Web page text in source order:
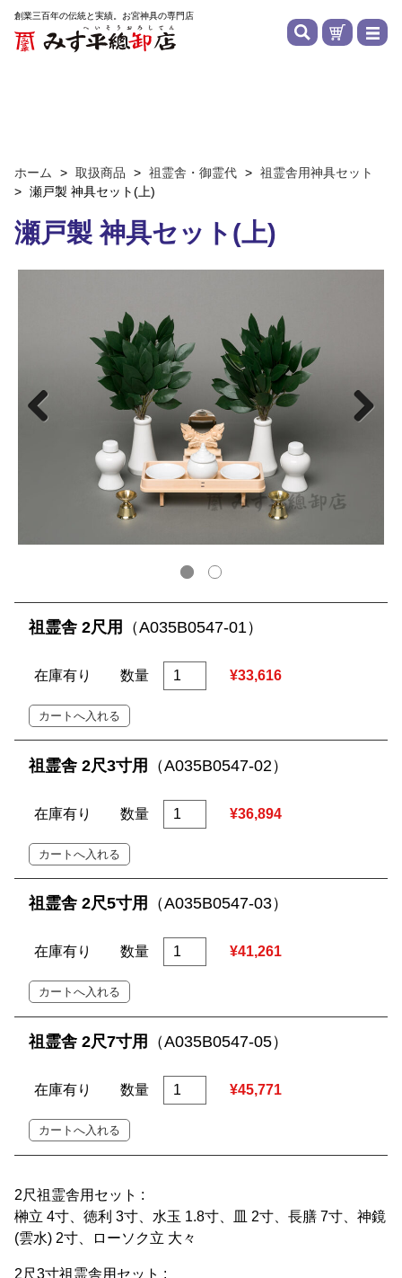
創業三百年の伝統と実績。お宮神具の専門店
ホーム > 取扱商品 > 祖霊舎・御霊代 > 祖霊舎用神具セット
> 瀬戸製 神具セット(上)
瀬戸製 神具セット(上)
祖霊舎 2尺用 （A035B0547-01）
在庫有り 数量 ¥33,616
祖霊舎 2尺3寸用 （A035B0547-02）
在庫有り 数量 ¥36,894
祖霊舎 2尺5寸用 （A035B0547-03）
在庫有り 数量 ¥41,261
祖霊舎 2尺7寸用 （A035B0547-05）
在庫有り 数量 ¥45,771
2尺祖霊舎用セット :
榊立 4寸、徳利 3寸、水玉 1.8寸、皿 2寸、長膳 7寸、神鏡
(雲水) 2寸、ローソク立 大々
2尺3寸祖霊舎用セット :